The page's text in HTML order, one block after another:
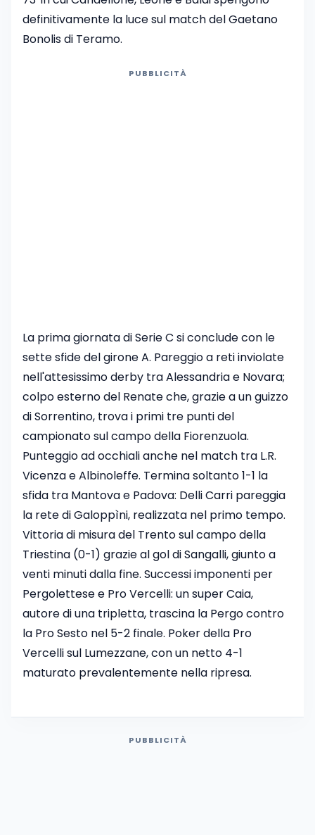
definitivamente la luce sul match del Gaetano
Bonolis di Teramo.
PUBBLICITÀ
La prima giornata di Serie C si conclude con le
sette sfide del girone A. Pareggio a reti inviolate
nell'attesissimo derby tra Alessandria e Novara;
colpo esterno del Renate che, grazie a un guizzo
di Sorrentino, trova i primi tre punti del
campionato sul campo della Fiorenzuola.
Punteggio ad occhiali anche nel match tra L.R.
Vicenza e Albinoleffe. Termina soltanto 1-1 la
sfida tra Mantova e Padova: Delli Carri pareggia
la rete di Galoppìni, realizzata nel primo tempo.
Vittoria di misura del Trento sul campo della
Triestina (0-1) grazie al gol di Sangalli, giunto a
venti minuti dalla fine. Successi imponenti per
Pergolettese e Pro Vercelli: un super Caia,
autore di una tripletta, trascina la Pergo contro
la Pro Sesto nel 5-2 finale. Poker della Pro
Vercelli sul Lumezzane, con un netto 4-1
maturato prevalentemente nella ripresa.
PUBBLICITÀ